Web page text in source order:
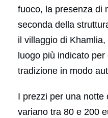
fuoco, la presenza di
seconda della
il villaggio di
luogo più indicato
tradizione in modo
I prezzi per una notte
variano tra 80 e 200